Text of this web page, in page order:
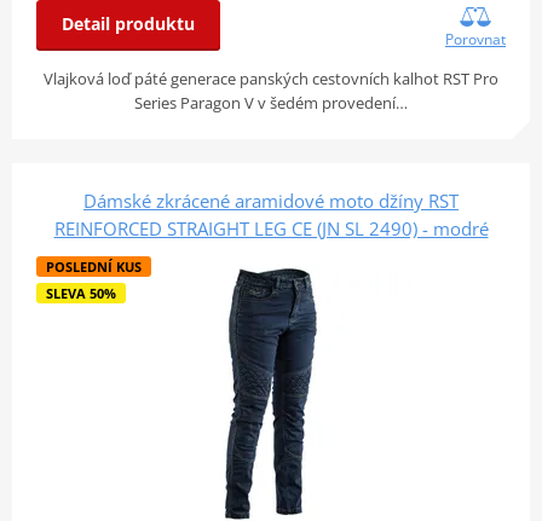
Detail produktu
Porovnat
Vlajková loď páté generace panských cestovních kalhot RST Pro
Series Paragon V v šedém provedení…
Dámské zkrácené aramidové moto džíny RST
REINFORCED STRAIGHT LEG CE (JN SL 2490) - modré
POSLEDNÍ KUS
SLEVA 50%